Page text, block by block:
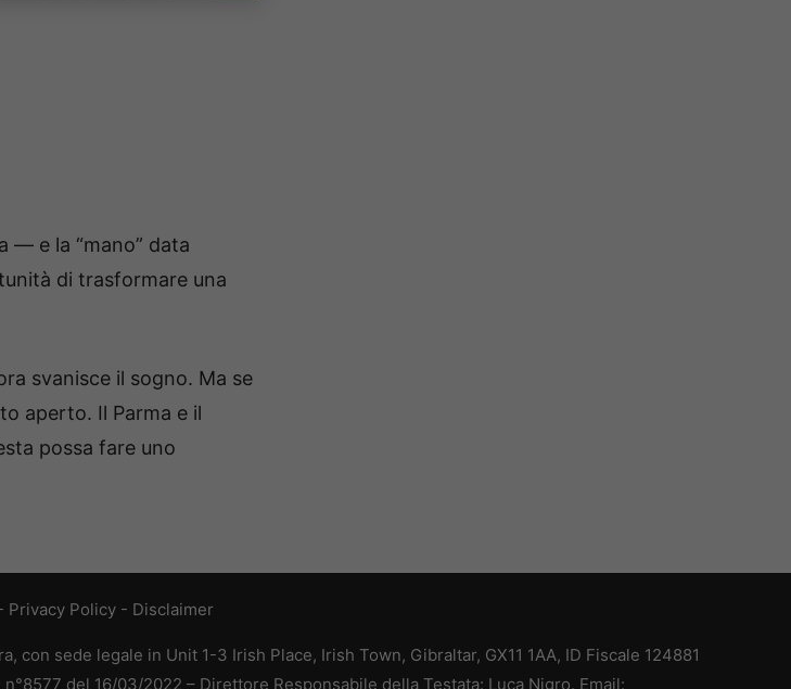
— e la “mano” data
di trasformare una
svanisce il sogno. Ma se
aperto. Il Parma e il
possa fare uno
Privacy Policy- Disclaimer
sede legale in Unit 1-3 Irish Place, Irish Town, Gibraltar, GX11 1AA, ID Fiscale 124881
del 16/03/2022 – Direttore Responsabile della Testata: Luca Nigro. Email: